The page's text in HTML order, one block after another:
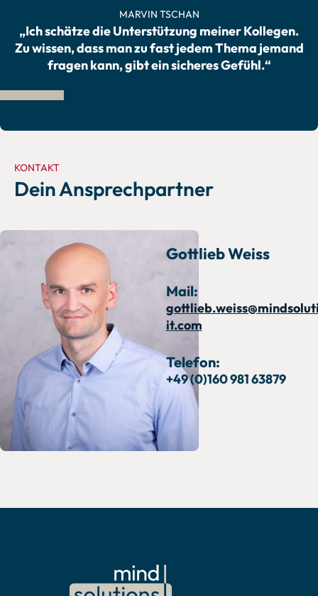
MARVIN TSCHAN
„Ich schätze die Unterstützung meiner Kollegen.
Zu wissen, dass man zu fast jedem Thema jemand
fragen kann, gibt ein sicheres Gefühl.“
KONTAKT
Dein Ansprechpartner
Gottlieb Weiss
Mail:
it.com
Telefon:
+49 (0)160 981 63879